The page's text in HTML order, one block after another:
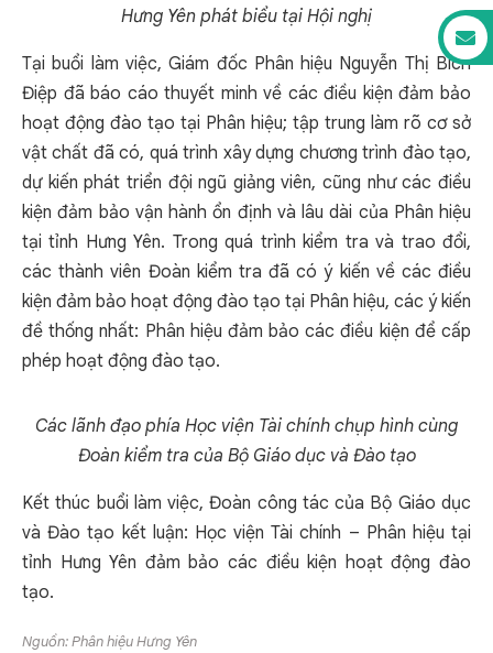
Hưng Yên phát biểu tại Hội nghị
Tại buổi làm việc, Giám đốc Phân hiệu Nguyễn Thị Bích
Điệp đã báo cáo thuyết minh về các điều kiện đảm bảo
hoạt động đào tạo tại Phân hiệu; tập trung làm rõ cơ sở
vật chất đã có, quá trình xây dựng chương trình đào tạo,
dự kiến phát triển đội ngũ giảng viên, cũng như các điều
kiện đảm bảo vận hành ổn định và lâu dài của Phân hiệu
tại tỉnh Hưng Yên. Trong quá trình kiểm tra và trao đổi,
các thành viên Đoàn kiểm tra đã có ý kiến về các điều
kiện đảm bảo hoạt động đào tạo tại Phân hiệu, các ý kiến
đề thống nhất: Phân hiệu đảm bảo các điều kiện để cấp
phép hoạt động đào tạo.
Các lãnh đạo phía Học viện Tài chính chụp hình cùng
Đoàn kiểm tra của Bộ Giáo dục và Đào tạo
Kết thúc buổi làm việc, Đoàn công tác của Bộ Giáo dục
và Đào tạo kết luận: Học viện Tài chính – Phân hiệu tại
tỉnh Hưng Yên đảm bảo các điều kiện hoạt động đào
tạo.
Nguồn: Phân hiệu Hưng Yên